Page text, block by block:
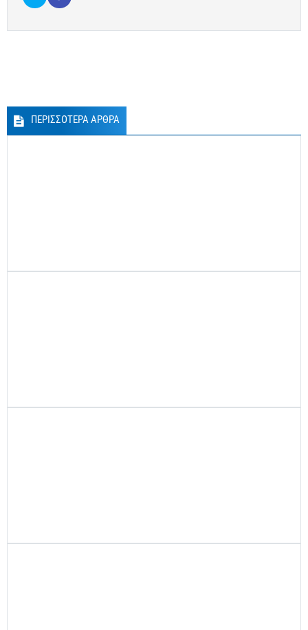
ΠΕΡΙΣΣΟΤΕΡΑ ΑΡΘΡΑ